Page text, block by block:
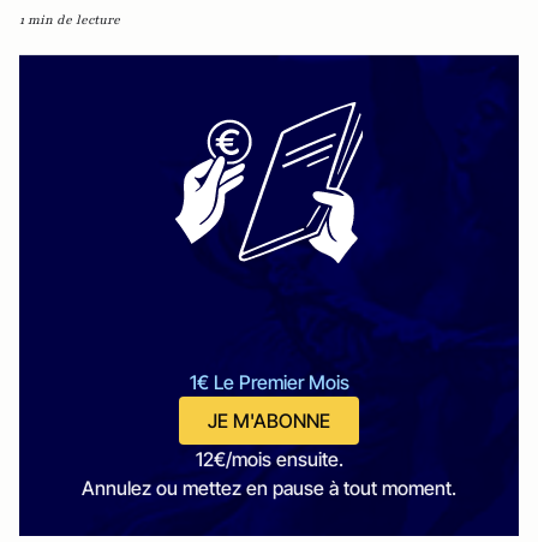
1 min de lecture
1€ Le Premier Mois
JE M'ABONNE
12€/mois ensuite.
Annulez ou mettez en pause à tout moment.